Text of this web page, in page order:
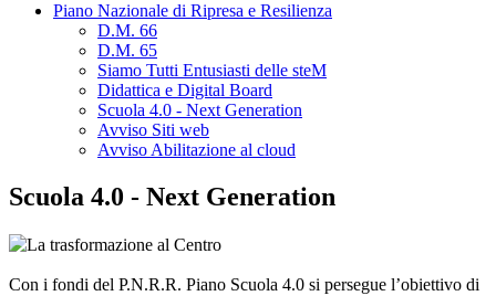
Piano Nazionale di Ripresa e Resilienza
D.M. 66
D.M. 65
Siamo Tutti Entusiasti delle steM
Didattica e Digital Board
Scuola 4.0 - Next Generation
Avviso Siti web
Avviso Abilitazione al cloud
Scuola 4.0 - Next Generation
Con i fondi del P.N.R.R. Piano Scuola 4.0 si persegue l’obiettivo di